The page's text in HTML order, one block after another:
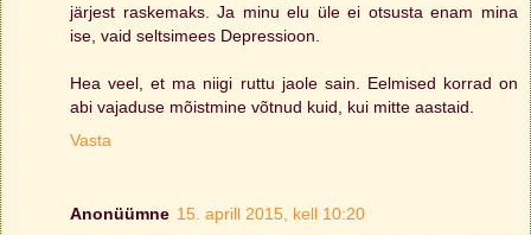
järjest raskemaks. Ja minu elu üle ei otsusta enam mina
ise, vaid seltsimees Depressioon.
Hea veel, et ma niigi ruttu jaole sain. Eelmised korrad on
abi vajaduse mõistmine võtnud kuid, kui mitte aastaid.
Vasta
Anonüümne 15. aprill 2015, kell 10:20